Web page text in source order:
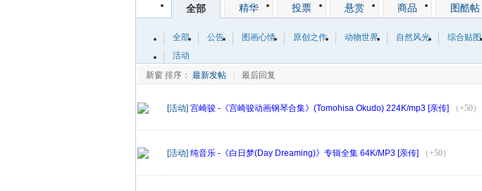
全部 精华 投票 悬赏 商品 图酷帖
全部 公告 图画心情 原创之作 动物世界 自然风光 综合贴图
活动
新窗 排序： 最新发帖 最后回复
[活动] 宫崎骏 -《宫崎骏动画钢琴合集》(Tomohisa Okudo) 224K/mp3 [亲传] （+50）
[活动] 纯音乐 -《白日梦(Day Dreaming)》专辑全集 64K/MP3 [亲传] （+50）